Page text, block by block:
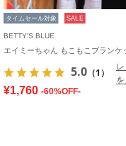
タイムセール対象 SALE
BETTY'S BLUE
エイミーちゃん もこもこブランケ
5.0 （1）
¥1,760 -60%OFF-